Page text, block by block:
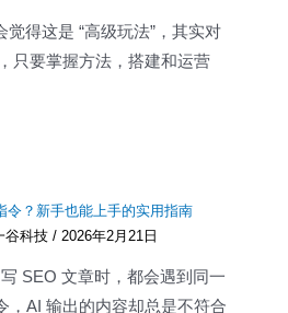
觉得这是 “高级玩法”，其实对
只要掌握方法，搭建和运营
令？新手也能上手的实用指南
谷科技/ 2026年2月21日
SEO 文章时，都会遇到同一
，AI 输出的内容却总是不符合